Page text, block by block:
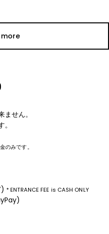
せん。
のみです。
* ENTRANCE FEE is CASH ONLY